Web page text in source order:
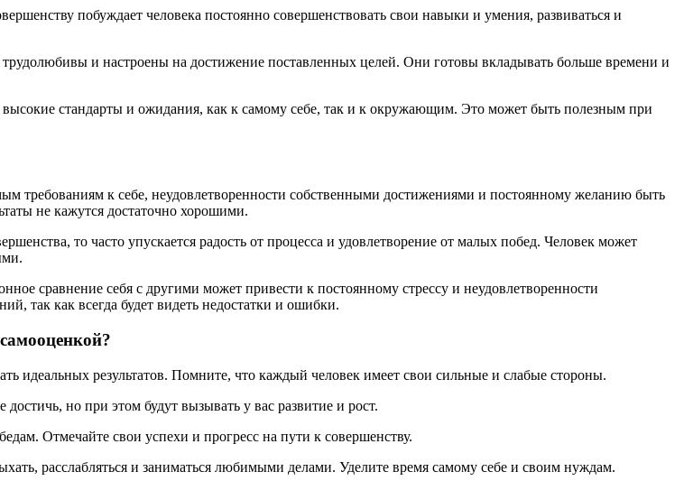
побуждает человека постоянно совершенствовать свои навыки и умения, развиваться и
и настроены на достижение поставленных целей. Они готовы вкладывать больше времени и
стандарты и ожидания, как к самому себе, так и к окружающим. Это может быть полезным при
требованиям к себе, неудовлетворенности собственными достижениями и постоянному желанию быть
не кажутся достаточно хорошими.
то часто упускается радость от процесса и удовлетворение от малых побед. Человек может
сравнение себя с другими может привести к постоянному стрессу и неудовлетворенности
так как всегда будет видеть недостатки и ошибки.
идеальных результатов. Помните, что каждый человек имеет свои сильные и слабые стороны.
но при этом будут вызывать у вас развитие и рост.
Отмечайте свои успехи и прогресс на пути к совершенству.
расслабляться и заниматься любимыми делами. Уделите время самому себе и своим нуждам.